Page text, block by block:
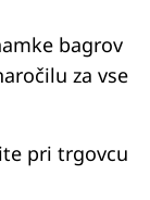
bagrov
za vse
pri trgovcu